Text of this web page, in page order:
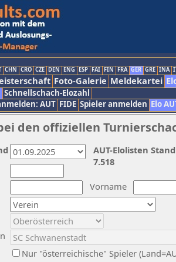
CHN CRO CZE DEN ENG ESP FAI FIN FRA GER GRE INA
Foto-Galerie Meldekartei
Schnellschach-Elozahl
AUT FIDE Spieler anmelden Elo
den offiziellen
Vorname
Nur "österreichische" Spieler
AUT-Elolisten
7.518